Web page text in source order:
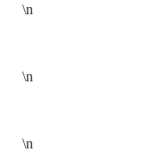
\n
\n
\n